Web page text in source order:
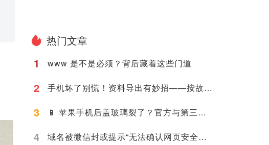
热门文章
1
www 是不是必须？背后藏着这些门道
2 手机坏了别慌！资料导出有妙招——按故障类型对症下药，昆明靠谱保资料就找星舟
3 📱 苹果手机后盖玻璃裂了？官方与第三方维修终极攻略
4 域名被微信封或提示“无法确认网页安全性”怎么回事？如何解决